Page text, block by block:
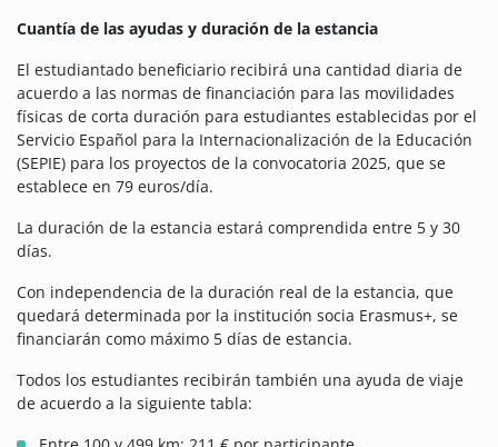
Cuantía de las ayudas y duración de la estancia
El estudiantado beneficiario recibirá una cantidad diaria de
acuerdo a las normas de financiación para las movilidades
físicas de corta duración para estudiantes establecidas por el
Servicio Español para la Internacionalización de la Educación
(SEPIE) para los proyectos de la convocatoria 2025, que se
establece en 79 euros/día.
La duración de la estancia estará comprendida entre 5 y 30
días.
Con independencia de la duración real de la estancia, que
quedará determinada por la institución socia Erasmus+, se
financiarán como máximo 5 días de estancia.
Todos los estudiantes recibirán también una ayuda de viaje
de acuerdo a la siguiente tabla: